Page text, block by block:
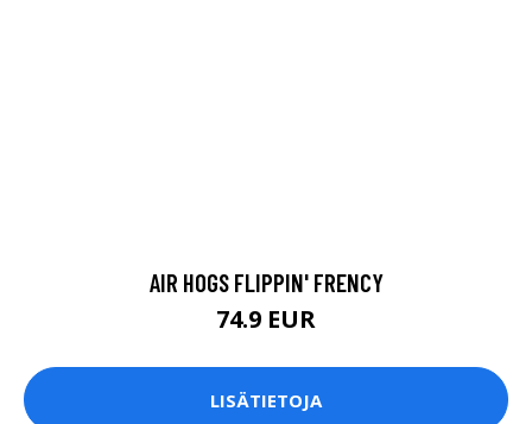
AIR HOGS FLIPPIN' FRENCY
74.9 EUR
LISÄTIETOJA